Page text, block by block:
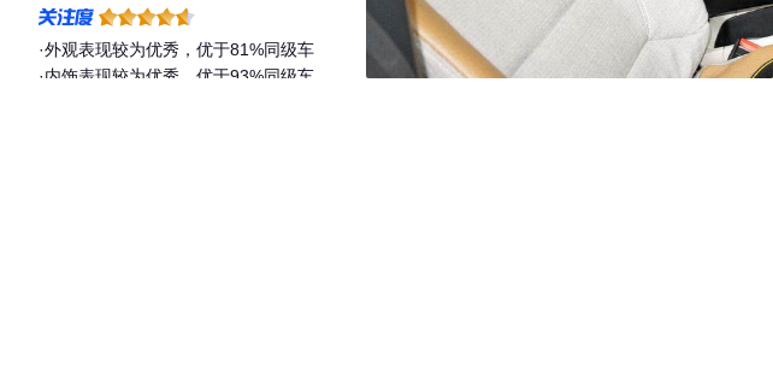
·外观表现较为优秀，优于81%同级车
·内饰表现较为优秀，优于93%同级车